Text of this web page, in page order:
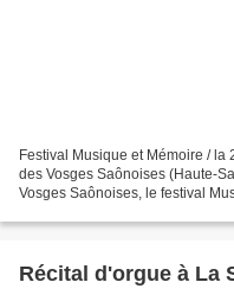
Festival Musique et Mémoire /
des Vosges Saônoises (Haute-
Vosges Saônoises, le festival
Récital d'orgue à La